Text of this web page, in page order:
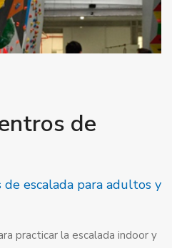
de
escalada para adultos y
practicar la escalada indoor y